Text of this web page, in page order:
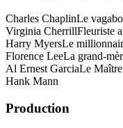
Charles ChaplinLe
Virginia CherrillFleuriste
Harry MyersLe
Florence LeeLa grand-
Al Ernest GarciaLe
Hank Mann
Production